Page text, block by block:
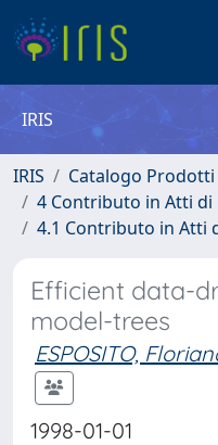
IRIS
IRIS
Catalogo Prodotti
4 Contributo in Atti di
4.1 Contributo in Atti
Efficient data-
model-trees
ESPOSITO,
1998-01-01